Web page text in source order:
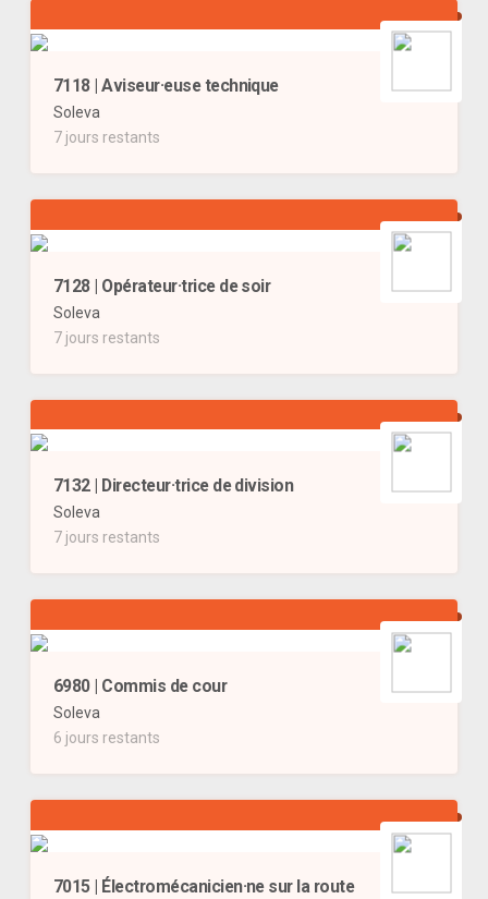
7118 | Aviseur·euse technique
Soleva
7 jours restants
7128 | Opérateur·trice de soir
Soleva
7 jours restants
7132 | Directeur·trice de division
Soleva
7 jours restants
6980 | Commis de cour
Soleva
6 jours restants
7015 | Électromécanicien·ne sur la route